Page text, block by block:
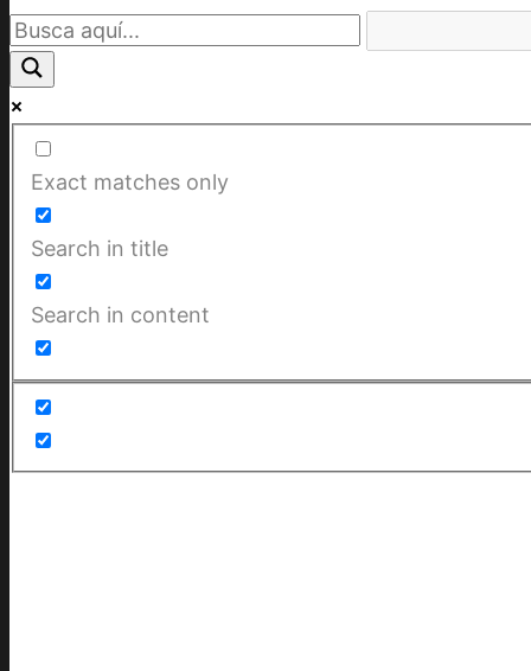
Exact matches only
Search in title
Search in content